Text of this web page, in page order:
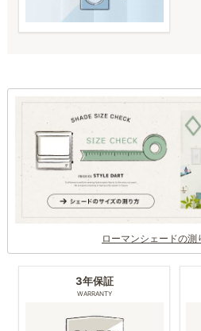
ローマンシェードの測
3年保証
WARRANTY